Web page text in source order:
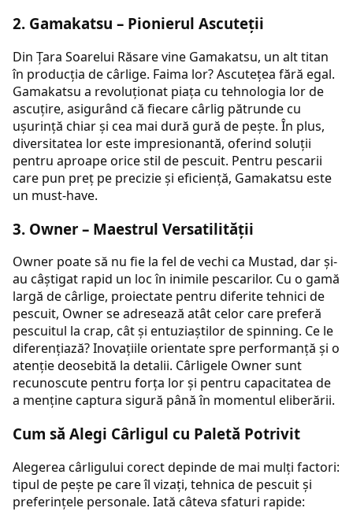
2. Gamakatsu – Pionierul Ascuteții
Din Țara Soarelui Răsare vine Gamakatsu, un alt titan
în producția de cârlige. Faima lor? Ascutețea fără egal.
Gamakatsu a revoluționat piața cu tehnologia lor de
ascuțire, asigurând că fiecare cârlig pătrunde cu
ușurință chiar și cea mai dură gură de pește. În plus,
diversitatea lor este impresionantă, oferind soluții
pentru aproape orice stil de pescuit. Pentru pescarii
care pun preț pe precizie și eficiență, Gamakatsu este
un must-have.
3. Owner – Maestrul Versatilității
Owner poate să nu fie la fel de vechi ca Mustad, dar și-
au câștigat rapid un loc în inimile pescarilor. Cu o gamă
largă de cârlige, proiectate pentru diferite tehnici de
pescuit, Owner se adresează atât celor care preferă
pescuitul la crap, cât și entuziaștilor de spinning. Ce le
diferențiază? Inovațiile orientate spre performanță și o
atenție deosebită la detalii. Cârligele Owner sunt
recunoscute pentru forța lor și pentru capacitatea de
a menține captura sigură până în momentul eliberării.
Cum să Alegi Cârligul cu Paletă Potrivit
Alegerea cârligului corect depinde de mai mulți factori:
tipul de pește pe care îl vizați, tehnica de pescuit și
preferințele personale. Iată câteva sfaturi rapide: